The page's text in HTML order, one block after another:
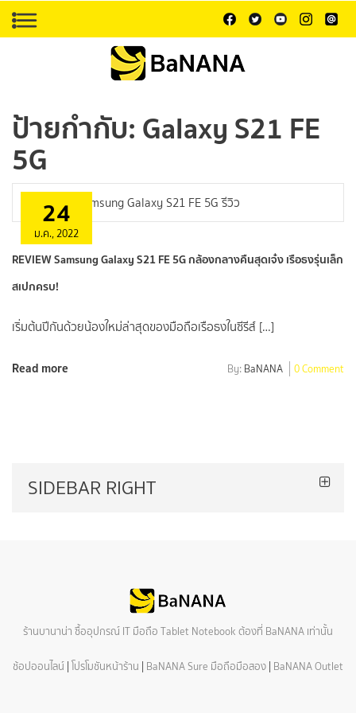
ป้ายกำกับ:Galaxy S21 FE
5G
24
ม.ค., 2022
REVIEW Samsung Galaxy S21 FE 5G กล้องกลางคืนสุดเจ๋ง เรือธงรุ่นเล็ก
สเปกครบ!
เริ่มต้นปีกันด้วยน้องใหม่ล่าสุดของมือถือเรือธงในซีรีส์ […]
Read more By: BaNANA 0 Comment
SIDEBAR RIGHT
ร้านบานาน่า ซื้ออุปกรณ์ IT มือถือ Tablet Notebook ต้องที่ BaNANA เท่านั้น
ช้อปออนไลน์ โปรโมชันหน้าร้าน BaNANA Sure มือถือมือสอง BaNANA Outlet